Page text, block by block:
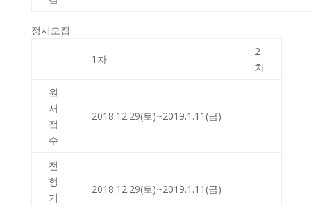
정시모집
1차
2
차
원
서
접
수
2018.12.29(토)~2019.1.11(금)
전
형
기
2018.12.29(토)~2019.1.11(금)